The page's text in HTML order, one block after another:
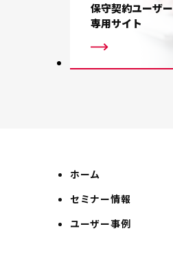
保守契約ユーザー
専用サイト
ホーム
セミナー情報
ユーザー事例